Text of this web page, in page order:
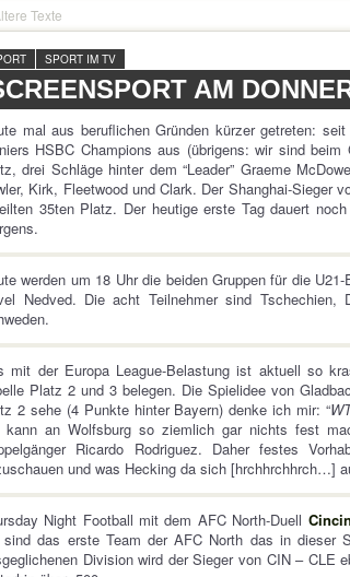
Texte
SPORT IM TV
AM
mal aus beruflichen Gründen kürzer getreten:
HSBC Champions aus (übrigens: wir sind
drei Schläge hinter dem “Leader” Graeme
Kirk, Fleetwood und Clark. Der Shanghai-Sieger
35ten Platz. Der heutige erste Tag dauert
werden um 18 Uhr die beiden Gruppen für die
Nedved. Die acht Teilnehmer sind Tschechien,
mit der Europa League-Belastung ist aktuell so
Platz 2 und 3 belegen. Die Spielidee von
2 sehe (4 Punkte hinter Bayern) denke ich mir: “
kann an Wolfsburg so ziemlich gar nichts fest
Ricardo Rodriguez. Daher festes
und was Hecking da sich [hrchhrchhrch…]
Night Football mit dem AFC North-Duell
das erste Team der AFC North das in dieser
Division wird der Sieger von CIN – CLE